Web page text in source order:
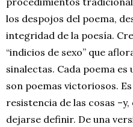
los despojos del poema,
integridad de la poesía.
“indicios de sexo” que
sinalectas. Cada poema es
son poemas victoriosos.
resistencia de las cosas
dejarse definir. De una